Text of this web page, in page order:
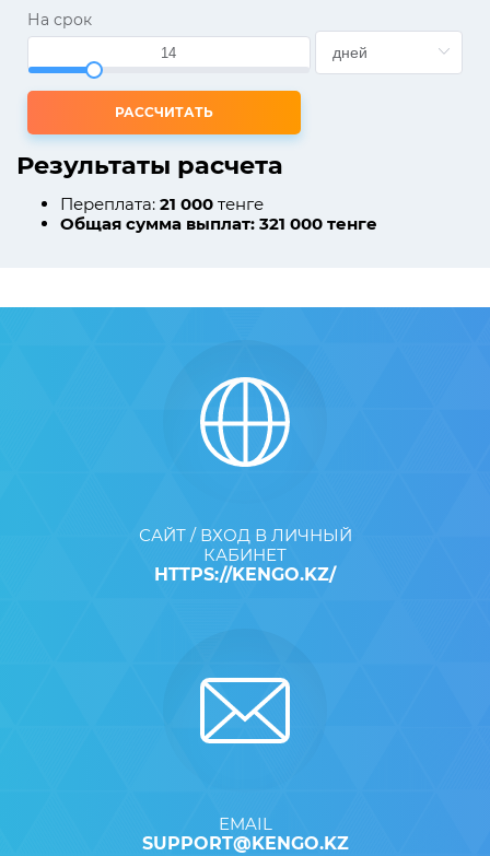
На срок
РАССЧИТАТЬ
Результаты расчета
Переплата: 21 000 тенге
Общая сумма выплат: 321 000 тенге
САЙТ / ВХОД В ЛИЧНЫЙ
КАБИНЕТ
HTTPS://KENGO.KZ/
EMAIL
SUPPORT@KENGO.KZ